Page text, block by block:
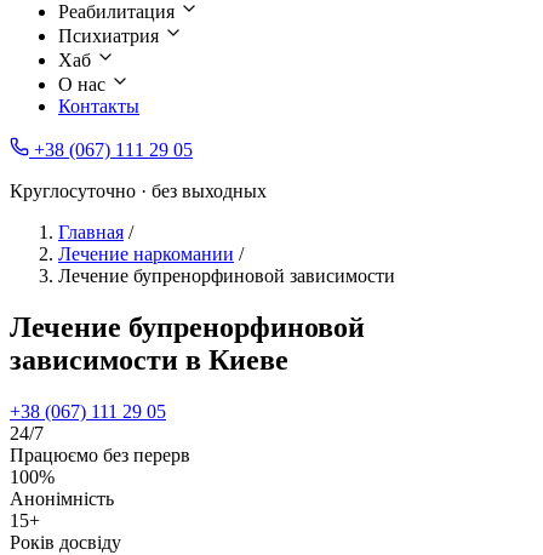
Реабилитация
Психиатрия
Хаб
О нас
Контакты
+38 (067) 111 29 05
Круглосуточно · без выходных
Главная /
Лечение наркомании /
Лечение бупренорфиновой зависимости
Лечение бупренорфиновой
зависимости в Киеве
+38 (067) 111 29 05
24/7
Працюємо без перерв
100%
Анонімність
15+
Років досвіду